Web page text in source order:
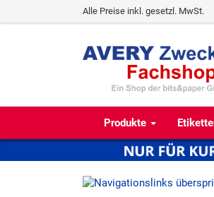
Alle Preise inkl. gesetzl. MwSt.
Produkte